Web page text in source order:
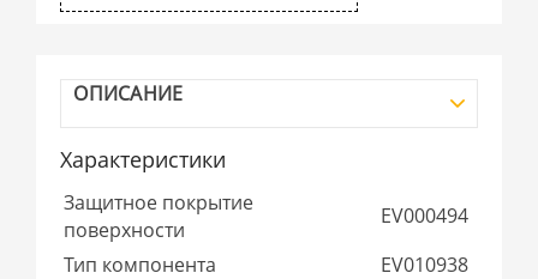
ОПИСАНИЕ
Характеристики
Защитное покрытие
поверхности
EV000494
Тип компонента
EV010938